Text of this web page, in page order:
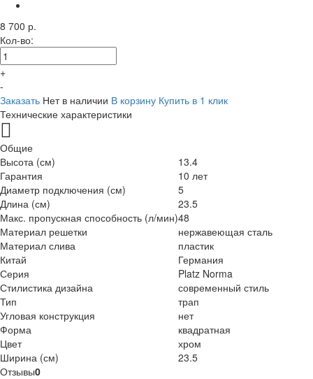
8 700 р.
Кол-во:
+
-
Заказать Нет в наличии В корзину Купить в 1 клик
Технические характеристики
Общие
Высота (см)
13.4
Гарантия
10 лет
Диаметр подключения (см)
5
Длина (см)
23.5
Макс. пропускная способность (л/мин)48
Материал решетки
нержавеющая сталь
Материал слива
пластик
Китай
Германия
Серия
Platz Norma
Стилистика дизайна
современный стиль
Тип
трап
Угловая конструкция
нет
Форма
квадратная
Цвет
хром
Ширина (см)
23.5
Отзывы0